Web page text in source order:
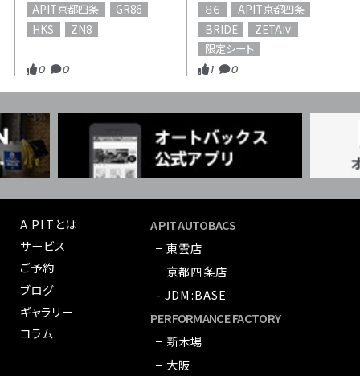
APIT京都四条
GR86
HKS
ZN8
0 0
８６
APIT京都四条
BRIDE
ZETAⅣ
限定シート
1 0
A PITとは
サービス
ご予約
ブログ
ギャラリー
コラム
A PIT AUTOBACS
− 東雲店
− 京都四条店
- JDM:BASE
PERFORMANCE FACTORY
− 新木場
− 大阪